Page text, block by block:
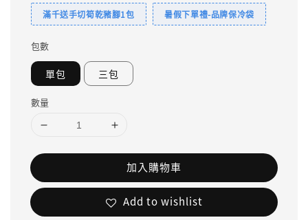
滿千送手切筍乾豬腳1包 暑假下單禮-品牌保冷袋
包數
單包 三包
數量
加入購物車
Add to wishlist